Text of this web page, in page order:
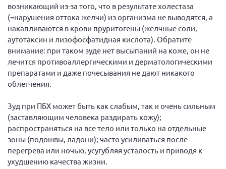
возникающий из-за того, что в результате холестаза
(=нарушения оттока желчи) из организма не выводятся, а
накапливаются в крови пруритогены (желчные соли,
аутотаксин и лизофосфатидная кислота). Обратите
внимание: при таком зуде нет высыпаний на коже, он не
лечится противоаллергическими и дерматологическими
препаратами и даже почесывания не дают никакого
облегчения.
Зуд при ПБХ может быть как слабым, так и очень сильным
(заставляющим человека раздирать кожу);
распространяться на все тело или только на отдельные
зоны (подошвы, ладони); часто усиливаться после
перегрева или ночью, усугубляя усталость и приводя к
ухудшению качества жизни.